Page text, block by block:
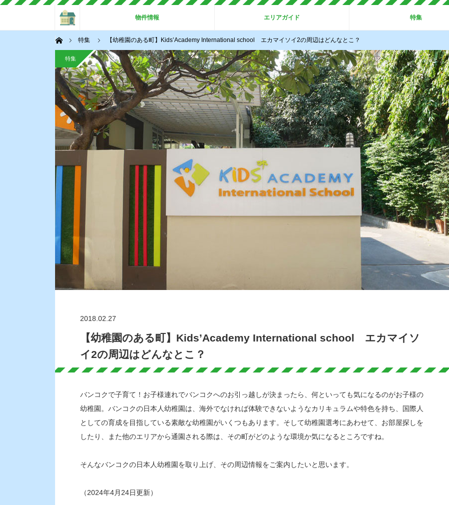
物件情報 エリアガイド 特集
ホーム 特集 【幼稚園のある町】Kids’Academy International school エカマイソイ2の周辺はどんなとこ？
特集
2018.02.27
【幼稚園のある町】Kids’Academy International school エカマイソ
イ2の周辺はどんなとこ？
バンコクで子育て！お子様連れでバンコクへのお引っ越しが決まったら、何といっても気になるのがお子様の
幼稚園。バンコクの日本人幼稚園は、海外でなければ体験できないようなカリキュラムや特色を持ち、国際人
としての育成を目指している素敵な幼稚園がいくつもあります。そして幼稚園選考にあわせて、お部屋探しを
したり、また他のエリアから通園される際は、その町がどのような環境か気になるところですね。
そんなバンコクの日本人幼稚園を取り上げ、その周辺情報をご案内したいと思います。
（2024年4月24日更新）